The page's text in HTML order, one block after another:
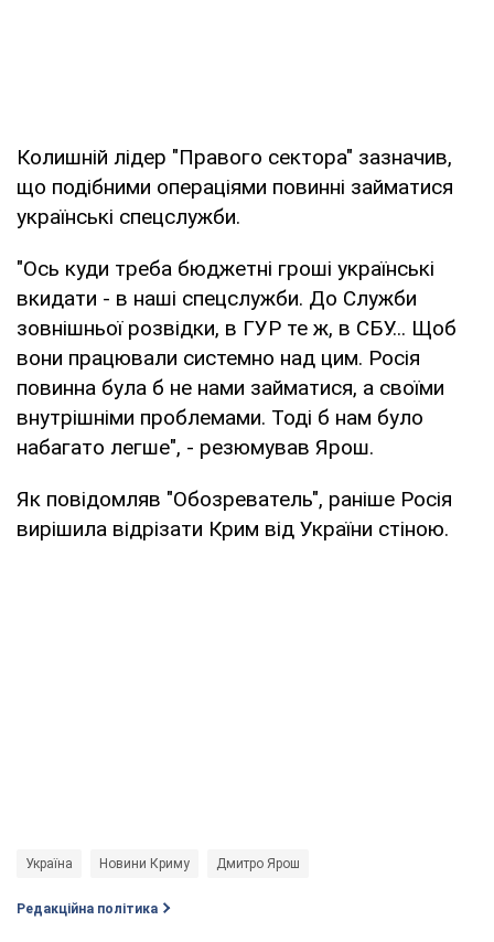
Колишній лідер "Правого сектора" зазначив,
що подібними операціями повинні займатися
українські спецслужби.
"Ось куди треба бюджетні гроші українські
вкидати - в наші спецслужби. До Служби
зовнішньої розвідки, в ГУР те ж, в СБУ... Щоб
вони працювали системно над цим. Росія
повинна була б не нами займатися, а своїми
внутрішніми проблемами. Тоді б нам було
набагато легше", - резюмував Ярош.
Як повідомляв "Обозреватель", раніше Росія
вирішила відрізати Крим від України стіною.
Україна Новини Криму Дмитро Ярош
Редакційна політика